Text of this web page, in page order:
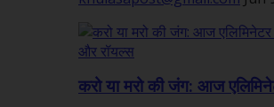
करो या मरो की जंग: आज